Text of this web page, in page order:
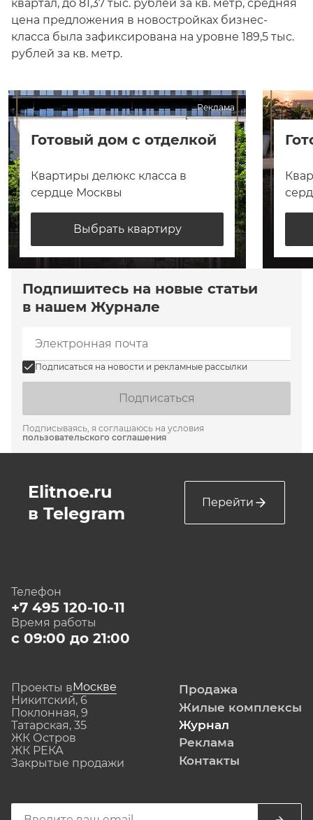
квартал, до 81,37 тыс. рублей за кв. метр, средняя
цена предложения в новостройках бизнес-
класса была зафиксирована на уровне 189,5 тыс.
рублей за кв. метр.
Реклама
Готовый дом с отделкой
Квартиры делюкс класса в
сердце Москвы
Выбрать квартиру
Подпишитесь на новые статьи
в нашем Журнале
Подписаться на новости и рекламные рассылки
Подписаться
Подписываясь, я соглашаюсь на условия
пользовательского соглашения
Elitnoe.ru
в Telegram
Перейти
Телефон
+7 495 120-10-11
Время работы
с 09:00 до 21:00
Проекты вМоскве
Никитский, 6
Поклонная, 9
Татарская, 35
ЖК Остров
ЖК РЕКА
Закрытые продажи
Продажа
Жилые комплексы
Журнал
Реклама
Контакты